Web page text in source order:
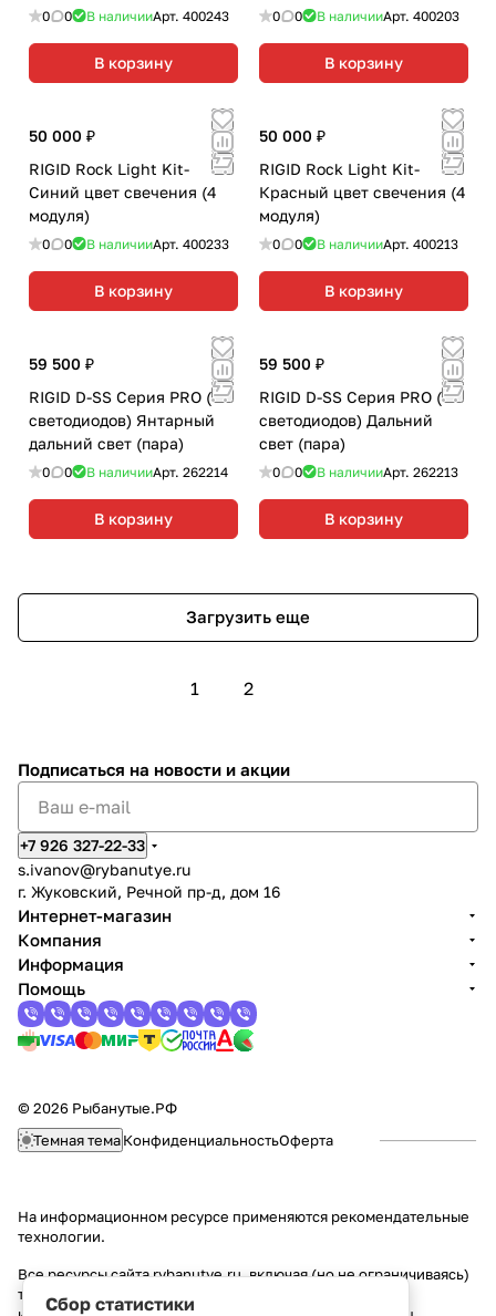
0 0 В наличииАрт. 400243
В корзину
0 0 В наличииАрт. 400203
В корзину
50 000 ₽
RIGID Rock Light Kit-
Cиний цвет свечения (4
модуля)
0 0 В наличииАрт. 400233
В корзину
50 000 ₽
RIGID Rock Light Kit-
Красный цвет свечения (4
модуля)
0 0 В наличииАрт. 400213
В корзину
59 500 ₽
RIGID D-SS Серия PRO (7
светодиодов) Янтарный
дальний свет (пара)
0 0 В наличииАрт. 262214
В корзину
59 500 ₽
RIGID D-SS Серия PRO (7
светодиодов) Дальний
свет (пара)
0 0 В наличииАрт. 262213
В корзину
Загрузить еще
1 2
Подписаться на новости и акции
+7 926 327-22-33
s.ivanov@rybanutye.ru
г. Жуковский, Речной пр-д, дом 16
Интернет-магазин
Компания
Информация
Помощь
© 2026 Рыбанутые.РФ
Сбор статистики
Темная темаКонфиденциальностьОферта
На информационном ресурсе применяются рекомендательные
технологии.
Все ресурсы сайта rybanutye.ru, включая (но не ограничиваясь)
текстовую, графическую, фотографическую и видео